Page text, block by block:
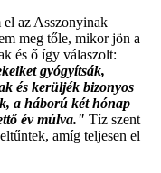
el az Asszonyinak
meg tőle, mikor jön a
és ő így válaszolt:
gyógyítsák,
és kerüljék bizonyos
a háború két hónap
év múlva." Tíz szent
amíg teljesen el